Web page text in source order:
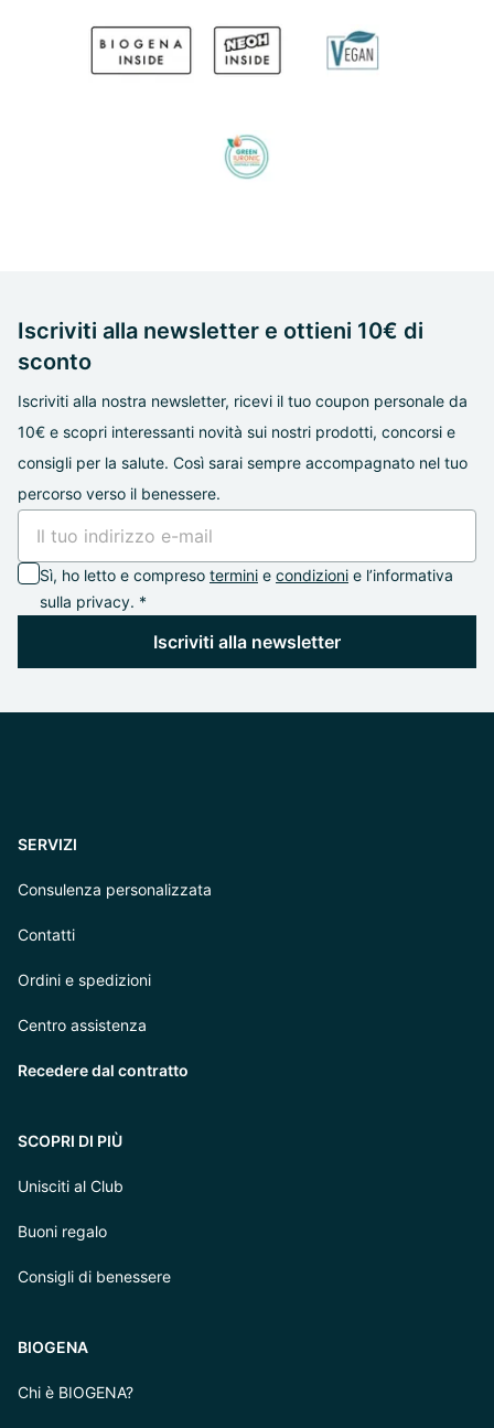
Iscriviti alla newsletter e ottieni 10€ di
sconto
Iscriviti alla nostra newsletter, ricevi il tuo coupon personale da
10€ e scopri interessanti novità sui nostri prodotti, concorsi e
consigli per la salute. Così sarai sempre accompagnato nel tuo
percorso verso il benessere.
Sì, ho letto e compreso termini e condizioni e l’informativa
sulla privacy. *
Iscriviti alla newsletter
SERVIZI
Consulenza personalizzata
Contatti
Ordini e spedizioni
Centro assistenza
Recedere dal contratto
SCOPRI DI PIÙ
Unisciti al Club
Buoni regalo
Consigli di benessere
BIOGENA
Chi è BIOGENA?